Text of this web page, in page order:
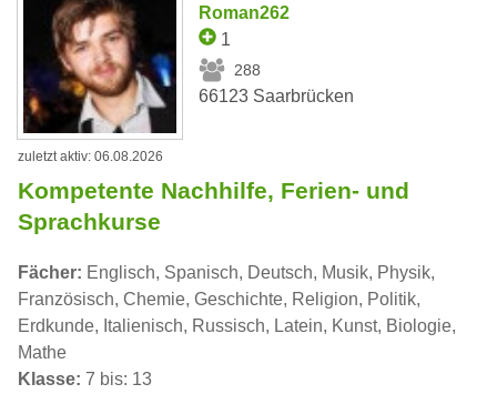
Roman262
1
288
66123 Saarbrücken
zuletzt aktiv: 06.08.2026
Kompetente Nachhilfe, Ferien- und
Sprachkurse
Fächer: Englisch, Spanisch, Deutsch, Musik, Physik,
Französisch, Chemie, Geschichte, Religion, Politik,
Erdkunde, Italienisch, Russisch, Latein, Kunst, Biologie,
Mathe
Klasse: 7 bis: 13